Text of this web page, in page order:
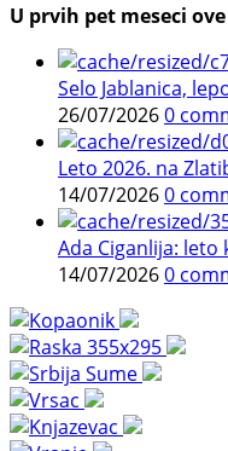
U prvih pet meseci
Selo Jablanica,
26/07/20260
Leto 2026. na
14/07/20260
Ada Ciganlija: leto
14/07/20260